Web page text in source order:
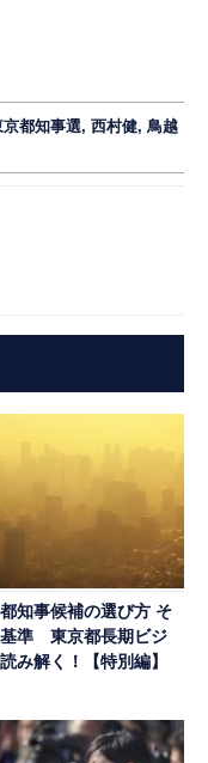
京都知事選,西村健,鳥越
知事候補の選び方 そ
準 東京都長期ビジ
み解く！【特別編】